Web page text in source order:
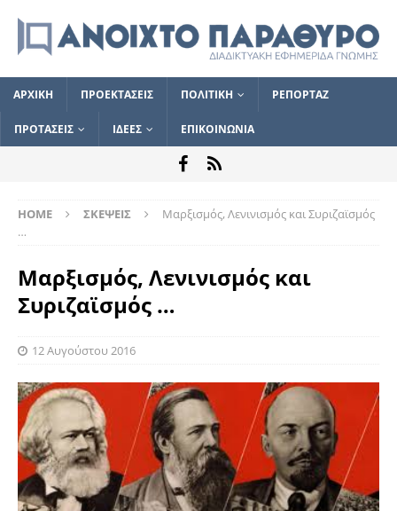
ΑΡΧΙΚΗ ΠΡΟΕΚΤΑΣΕΙΣ ΠΟΛΙΤΙΚΗ ΡΕΠΟΡΤΑΖ
ΠΡΟΤΑΣΕΙΣ ΙΔΕΕΣ ΕΠΙΚΟΙΝΩΝΙΑ
HOME ΣΚΕΨΕΙΣ
Μαρξισμός, Λενινισμός και Συριζαϊσμός
…
Μαρξισμός, Λενινισμός και
Συριζαϊσμός …
12 Αυγούστου 2016